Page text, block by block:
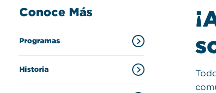
Conoce Más
Programas
Historia